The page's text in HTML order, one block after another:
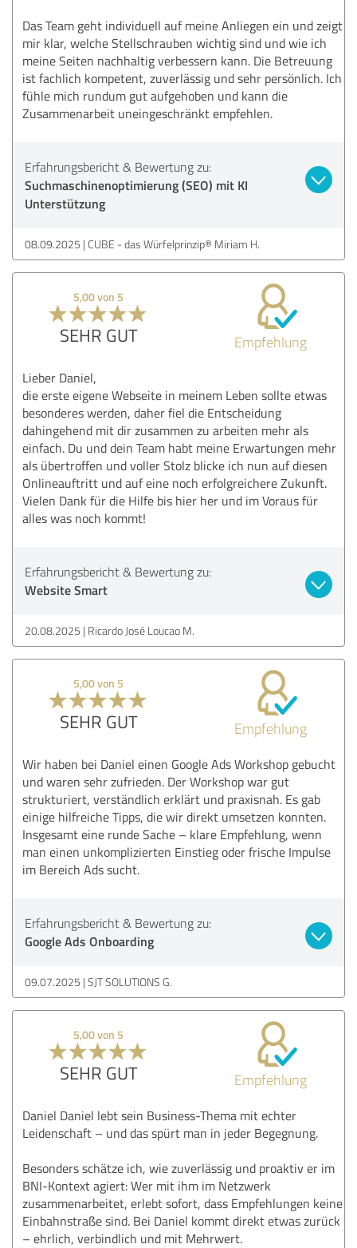
Das Team geht individuell auf meine Anliegen ein und zeigt
mir klar, welche Stellschrauben wichtig sind und wie ich
meine Seiten nachhaltig verbessern kann. Die Betreuung
ist fachlich kompetent, zuverlässig und sehr persönlich. Ich
fühle mich rundum gut aufgehoben und kann die
Zusammenarbeit uneingeschränkt empfehlen.
Erfahrungsbericht & Bewertung zu:
Suchmaschinenoptimierung (SEO) mit KI
Unterstützung
08.09.2025 CUBE - das Würfelprinzip® Miriam H.
5,00 von 5
SEHR GUT Empfehlung
Lieber Daniel,
die erste eigene Webseite in meinem Leben sollte etwas
besonderes werden, daher fiel die Entscheidung
dahingehend mit dir zusammen zu arbeiten mehr als
einfach. Du und dein Team habt meine Erwartungen mehr
als übertroffen und voller Stolz blicke ich nun auf diesen
Onlineauftritt und auf eine noch erfolgreichere Zukunft.
Vielen Dank für die Hilfe bis hier her und im Voraus für
alles was noch kommt!
Erfahrungsbericht & Bewertung zu:
Website Smart
20.08.2025 Ricardo José Loucao M.
5,00 von 5
SEHR GUT Empfehlung
Wir haben bei Daniel einen Google Ads Workshop gebucht
und waren sehr zufrieden. Der Workshop war gut
strukturiert, verständlich erklärt und praxisnah. Es gab
einige hilfreiche Tipps, die wir direkt umsetzen konnten.
Insgesamt eine runde Sache – klare Empfehlung, wenn
man einen unkomplizierten Einstieg oder frische Impulse
im Bereich Ads sucht.
Erfahrungsbericht & Bewertung zu:
Google Ads Onboarding
09.07.2025 SJT SOLUTIONS G.
5,00 von 5
SEHR GUT Empfehlung
Daniel Daniel lebt sein Business-Thema mit echter
Leidenschaft – und das spürt man in jeder Begegnung.
Besonders schätze ich, wie zuverlässig und proaktiv er im
BNI-Kontext agiert: Wer mit ihm im Netzwerk
zusammenarbeitet, erlebt sofort, dass Empfehlungen keine
Einbahnstraße sind. Bei Daniel kommt direkt etwas zurück
– ehrlich, verbindlich und mit Mehrwert.